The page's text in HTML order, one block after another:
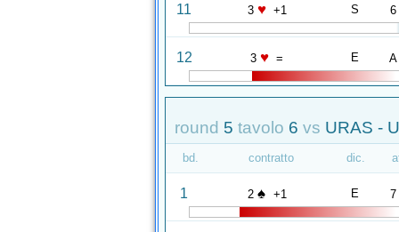
11 3 ♥ +1 S 6
12 3 ♥ = E A
round 5 tavolo 6 vs URAS -
bd. contratto dic.
1 2 ♠ +1 E 7